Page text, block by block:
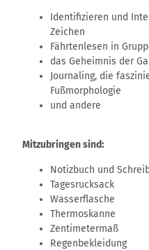
Identifizieren und
Zeichen
Fährtenlesen in
das Geheimnis der
Journaling, die
Fußmorphologie
und andere
Mitzubringen sind:
Notizbuch und
Tagesrucksack
Wasserflasche
Thermoskanne
Zentimetermaß
Regenbekleidung